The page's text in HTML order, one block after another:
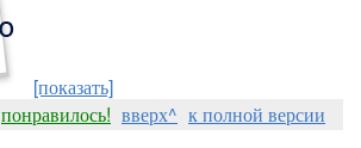
[показать]
понравилось! вверх^ к полной версии